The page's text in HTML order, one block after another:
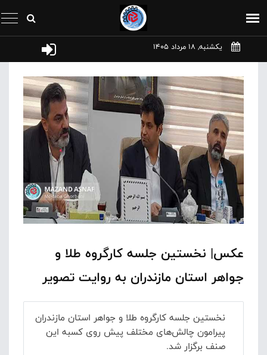
یکشنبه, 18 مرداد 1405
عکس| نخستین جلسه کارگروه طلا و
جواهر استان مازندران به روایت تصویر
نخستین جلسه کارگروه طلا و جواهر استان مازندران
پیرامون چالش‌های مختلف پیش روی کسبه این
صنف برگزار شد.